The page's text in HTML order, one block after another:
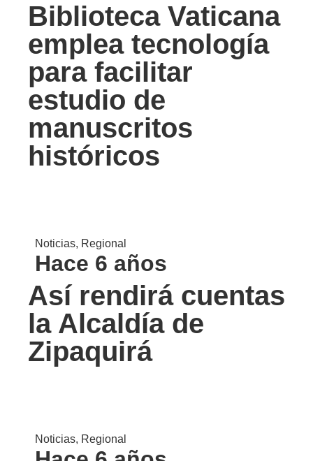
Biblioteca Vaticana
emplea tecnología
para facilitar
estudio de
manuscritos
históricos
Noticias, Regional
Hace 6 años
Así rendirá cuentas
la Alcaldía de
Zipaquirá
Noticias, Regional